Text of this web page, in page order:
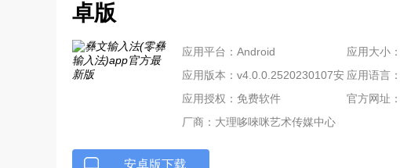
卓版
应用平台：Android 应用大小
应用版本：v4.0.0.2520230107安
卓版
应用语言
应用授权：免费软件
官方网址
厂商： 大理哆唻咪艺术传媒中心
安卓版下载